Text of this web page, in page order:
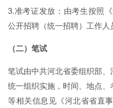
3.准考证发放：由考生按照
公开招聘（统一招聘）工作人
（二）笔试
笔试由中共河北省委组织部
统一组织实施，时间、地点
等相关信息见《河北省省直